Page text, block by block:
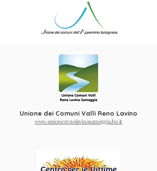
Unione dei Comuni Valli Reno Lavino
www.unionerenolavinosamoggia.bo.it